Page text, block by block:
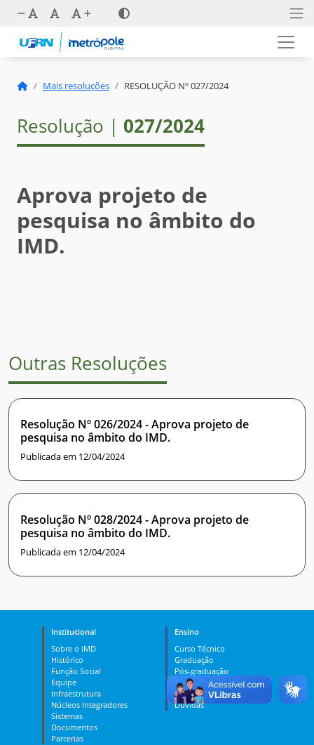
Mais resoluções RESOLUÇÃO Nº 027/2024
Resolução | 027/2024
Aprova projeto de
pesquisa no âmbito do
IMD.
Outras Resoluções
Resolução Nº 026/2024 - Aprova projeto de
pesquisa no âmbito do IMD.
Publicada em 12/04/2024
Resolução Nº 028/2024 - Aprova projeto de
pesquisa no âmbito do IMD.
Publicada em 12/04/2024
Institucional
Sobre o IMD
Histórico
Função Social
Equipe
Infraestrutura
Núcleos Integradores
Sistemas
Documentos
Parcerias
Ensino
Curso Técnico
Graduação
Pós-graduação
PES
MOOC
Dúvidas